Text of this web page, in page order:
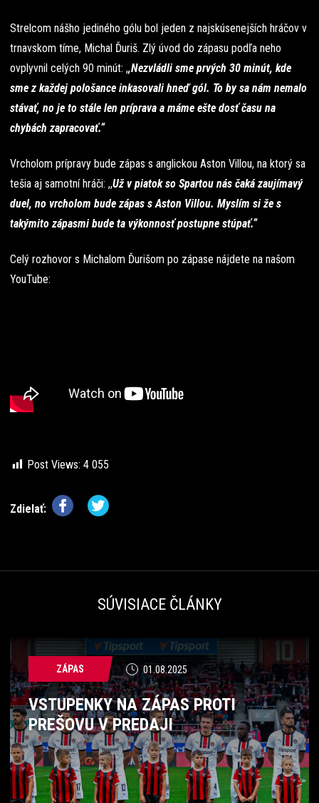
Strelcom nášho jediného gólu bol jeden z najskúsenejších hráčov v
trnavskom tíme, Michal Ďuriš. Zlý úvod do zápasu podľa neho
ovplyvnil celých 90 minút: ,,Nezvládli sme prvých 30 minút, kde
sme z každej pološance inkasovali hneď gól. To by sa nám nemalo
stávať, no je to stále len príprava a máme ešte dosť času na
chybách zapracovať.“
Vrcholom prípravy bude zápas s anglickou Aston Villou, na ktorý sa
tešia aj samotní hráči: ,,Už v piatok so Spartou nás čaká zaujímavý
duel, no vrcholom bude zápas s Aston Villou. Myslím si že s
takýmito zápasmi bude ta výkonnosť postupne stúpať.“
Celý rozhovor s Michalom Ďurišom po zápase nájdete na našom
YouTube:
Post Views: 4 055
Zdielať:
SÚVISIACE ČLÁNKY
ZÁPAS 01.08.2025
VSTUPENKY NA ZÁPAS PROTI
PREŠOVU V PREDAJI